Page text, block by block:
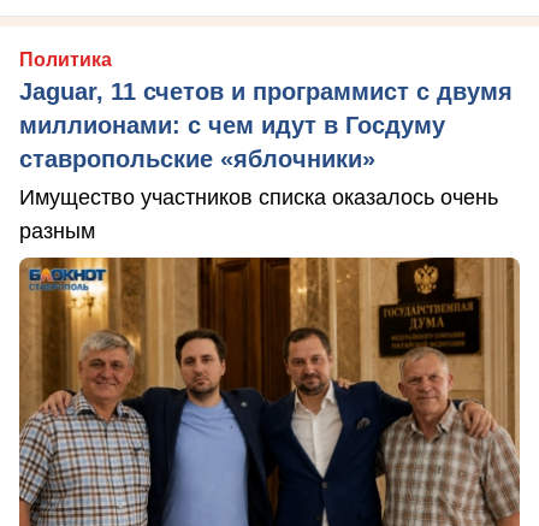
Политика
Jaguar, 11 счетов и программист с двумя
миллионами: с чем идут в Госдуму
ставропольские «яблочники»
Имущество участников списка оказалось очень
разным